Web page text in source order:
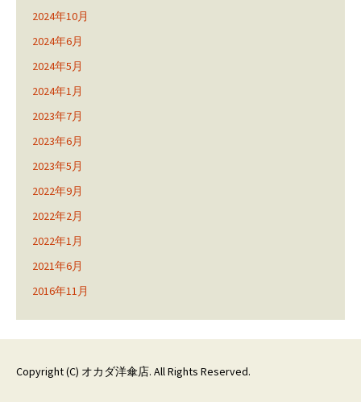
2024年10月
2024年6月
2024年5月
2024年1月
2023年7月
2023年6月
2023年5月
2022年9月
2022年2月
2022年1月
2021年6月
2016年11月
Copyright (C) オカダ洋傘店. All Rights Reserved.